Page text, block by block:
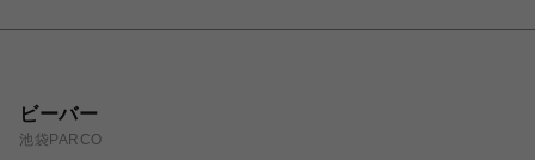
ビーバー
池袋PARCO